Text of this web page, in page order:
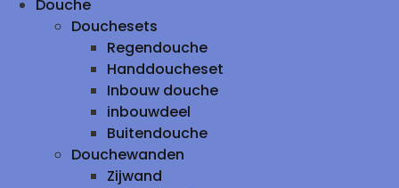
Douche
Douchesets
Regendouche
Handdoucheset
Inbouw douche
inbouwdeel
Buitendouche
Douchewanden
Zijwand